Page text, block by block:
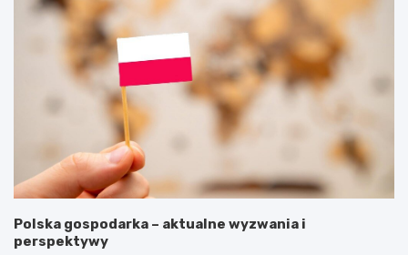
Polska gospodarka – aktualne wyzwania i
perspektywy